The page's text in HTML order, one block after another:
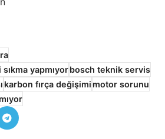
yapmıyorbosch teknik servis
karbon fırça değişimimotor sorunu